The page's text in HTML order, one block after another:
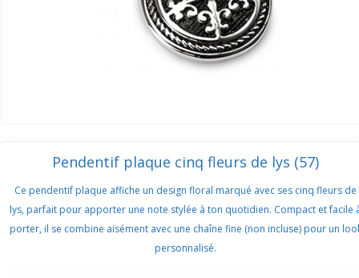
Pendentif plaque cinq fleurs de lys (57)
Ce pendentif plaque affiche un design floral marqué avec ses cinq fleurs de
lys, parfait pour apporter une note stylée à ton quotidien. Compact et facile
porter, il se combine aisément avec une chaîne fine (non incluse) pour un
personnalisé.